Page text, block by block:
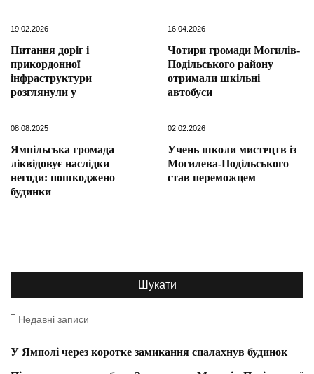
19.02.2026
Питання доріг і
прикордонної
інфраструктури
розглянули у
16.04.2026
Чотири громади Могилів-
Подільського району
отримали шкільні
автобуси
08.08.2025
Ямпільська громада
ліквідовує наслідки
негоди: пошкоджено
будинки
02.02.2026
Учень школи мистецтв із
Могилева-Подільського
став переможцем
Недавні записи
У Ямполі через коротке замикання спалахнув будинок